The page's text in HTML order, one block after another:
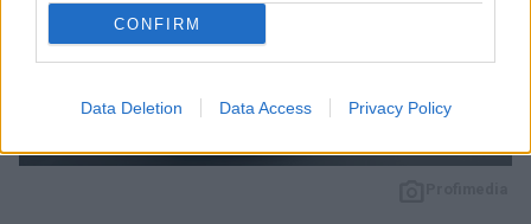
CONFIRM
Data Deletion Data Access Privacy Policy
4 / 5